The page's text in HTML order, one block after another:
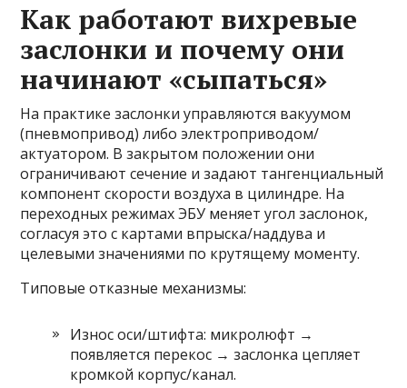
Как работают вихревые
заслонки и почему они
начинают «сыпаться»
На практике заслонки управляются вакуумом
(пневмопривод) либо электроприводом/
актуатором. В закрытом положении они
ограничивают сечение и задают тангенциальный
компонент скорости воздуха в цилиндре. На
переходных режимах ЭБУ меняет угол заслонок,
согласуя это с картами впрыска/наддува и
целевыми значениями по крутящему моменту.
Типовые отказные механизмы:
Износ оси/штифта: микролюфт →
появляется перекос → заслонка цепляет
кромкой корпус/канал.